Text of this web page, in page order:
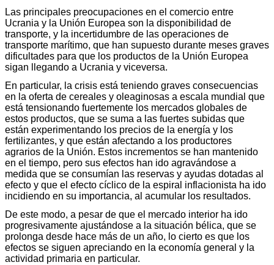
Las principales preocupaciones en el comercio entre
Ucrania y la Unión Europea son la disponibilidad de
transporte, y la incertidumbre de las operaciones de
transporte marítimo, que han supuesto durante meses graves
dificultades para que los productos de la Unión Europea
sigan llegando a Ucrania y viceversa.
En particular, la crisis está teniendo graves consecuencias
en la oferta de cereales y oleaginosas a escala mundial que
está tensionando fuertemente los mercados globales de
estos productos, que se suma a las fuertes subidas que
están experimentando los precios de la energía y los
fertilizantes, y que están afectando a los productores
agrarios de la Unión. Estos incrementos se han mantenido
en el tiempo, pero sus efectos han ido agravándose a
medida que se consumían las reservas y ayudas dotadas al
efecto y que el efecto cíclico de la espiral inflacionista ha ido
incidiendo en su importancia, al acumular los resultados.
De este modo, a pesar de que el mercado interior ha ido
progresivamente ajustándose a la situación bélica, que se
prolonga desde hace más de un año, lo cierto es que los
efectos se siguen apreciando en la economía general y la
actividad primaria en particular.